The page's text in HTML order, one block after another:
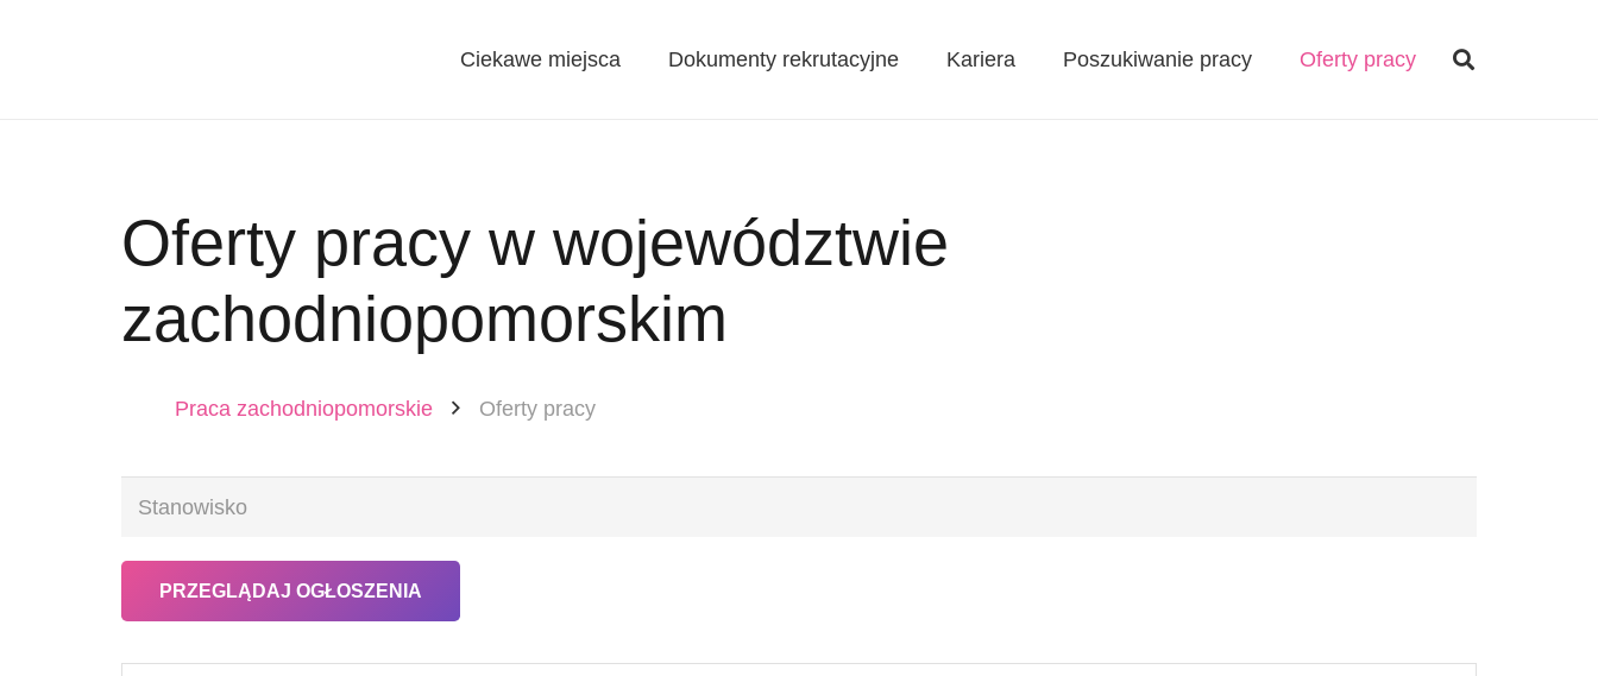
Ciekawe miejsca Dokumenty rekrutacyjne Kariera Poszukiwanie pracy Oferty pracy
Oferty pracy w województwie
zachodniopomorskim
Praca zachodniopomorskie Oferty pracy